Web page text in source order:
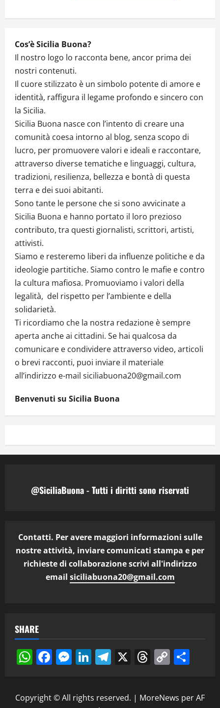
n
Cos’è Sicilia Buona?
Il nostro logo lo racconta bene, ancor prima dei
nostri contenuti.
Il cuore stilizzato è un simbolo potente di amore e
identità, raffigura il legame profondo e sincero con
la Sicilia.
Sicilia Buona nasce con l’intento di creare una
comunità coesa intorno al blog, senza scopo di
lucro, per promuovere valori e ideali e raccontare,
attraverso diverse tematiche e linguaggi, cultura,
tradizioni, resilienza, bellezza e bontà di questa
terra e dei suoi abitanti.
Sono tante le persone che si sono avvicinate a
Sicilia Buona e hanno portato il loro prezioso
contributo, tra questi giornalisti, scrittori, artisti,
attivisti.
Siamo e resteremo liberi da influenze politiche e da
ideologie partitiche. Siamo contro le mafie e contro
la cultura mafiosa. Promuoviamo i valori della
legalità, del rispetto per l’ambiente e della
solidarietà.
Ti ricordiamo che la nostra redazione è sempre
aperta anche ai cittadini. Se hai qualcosa da
comunicare e condividere attraverso video, articoli
o brevi racconti, puoi inviare il materiale
all’indirizzo e-mail siciliabuona20@gmail.com
Benvenuti su Sicilia Buona
@SiciliaBuona - Tutti i diritti sono riservati
Contatti. Per avere maggiori informazioni sulle
nostre attività, inviare comunicati stampa e per
richieste di collaborazione scrivi all'indirizzo
email siciliabuona20@gmail.com
SHARE
WhatsApp
Facebook
Messenger
LinkedIn
Telegram
X Threads
Copy
Copyright © All rights reserved. | MoreNews per AF